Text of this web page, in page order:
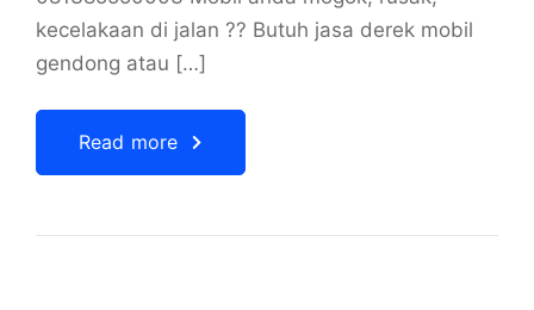
kecelakaan di jalan ?? Butuh jasa derek mobil
gendong atau […]
Read more